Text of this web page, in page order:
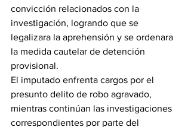
convicción relacionados con la
investigación, logrando que se
legalizara la aprehensión y se ordenara
la medida cautelar de detención
provisional.
El imputado enfrenta cargos por el
presunto delito de robo agravado,
mientras continúan las investigaciones
correspondientes por parte del